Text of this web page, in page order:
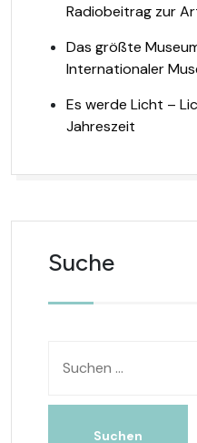
Radiobeitrag zur
Das größte
Internationaler
Es werde Licht –
Jahreszeit
Suche